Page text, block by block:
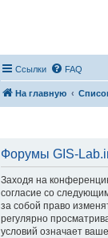
Ссылки FAQ
На главную
Форумы GIS-
Заходя на
согласие со
за собой право
регулярно
условий означает